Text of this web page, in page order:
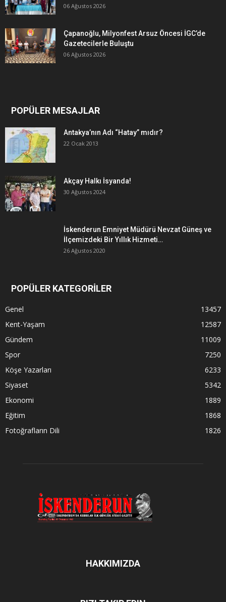
06 Ağustos 2026
Çapanoğlu, Milyonfest Arsuz Öncesi İGC’de
Gazetecilerle Buluştu
06 Ağustos 2026
POPÜLER MESAJLAR
Antakya’nın Adı “Hatay” mıdır?
22 Ocak 2013
Akçay Halkı İsyanda!
30 Ağustos 2024
İskenderun Emniyet Müdürü Nevzat Güneş ve
İlçemizdeki Bir Yıllık Hizmeti…
26 Ağustos 2020
POPÜLER KATEGORİLER
Genel
13457
Kent-Yaşam
12587
Gündem
11009
Spor
7250
Köşe Yazarları
6233
Siyaset
5342
Ekonomi
1889
Eğitim
1868
Fotoğrafların Dili
1826
HAKKIMIZDA